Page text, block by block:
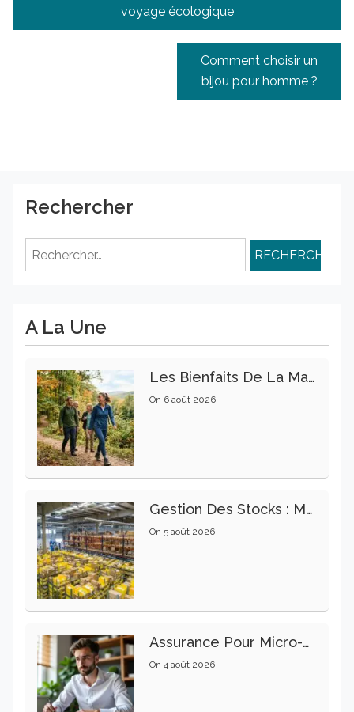
l’article
voyage écologique
Comment choisir un
bijou pour homme ?
Rechercher
Rechercher :
A La Une
Les Bienfaits De La Marche Sur La Santé Physique Et Mentale
On 6 août 2026
Gestion Des Stocks : Meilleures Pratiques Intralogistiques
On 5 août 2026
Assurance Pour Micro-Entrepreneur : Les Garanties Essentielles À Connaître
On 4 août 2026